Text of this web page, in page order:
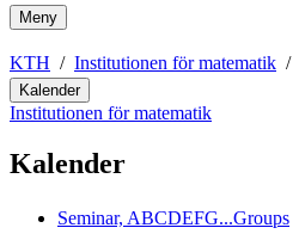
Meny
KTH Institutionen för matematik
Kalender
Institutionen för matematik
Kalender
Seminar, ABCDEFG...Groups